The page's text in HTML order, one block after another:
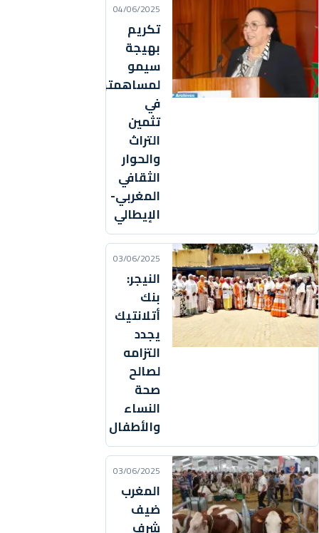
04/06/2025
تكريم
بهيجة
سيمو
لمساهمتها
في
تثمين
التراث
والحوار
الثقافي
المغربي-
الإيطالي
03/06/2025
النيجر:
بنك
أتلانتيك
يجدد
التزامه
لصالح
صحة
النساء
والأطفال
03/06/2025
المغرب
ضيف
شرف